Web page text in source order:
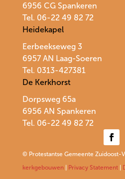
6956 CG Spankeren
Tel. 06-22 49 82 72
Heidekapel
Eerbeekseweg 3
6957 AN Laag-Soeren
Tel. 0313-427381
De Kerkhorst
Dorpsweg 65a
6956 AN Spankeren
Tel. 06-22 49 82 72
© Protestantse Gemeente Zuidoost-
kerkgebouwen| Privacy Statement|